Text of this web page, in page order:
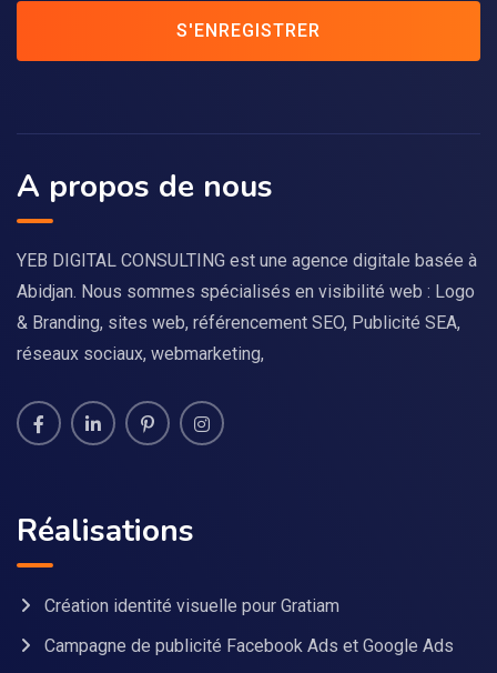
S'ENREGISTRER
A propos de nous
YEB DIGITAL CONSULTING est une agence digitale basée à
Abidjan. Nous sommes spécialisés en visibilité web : Logo
& Branding, sites web, référencement SEO, Publicité SEA,
réseaux sociaux, webmarketing,
Réalisations
Création identité visuelle pour Gratiam
Campagne de publicité Facebook Ads et Google Ads